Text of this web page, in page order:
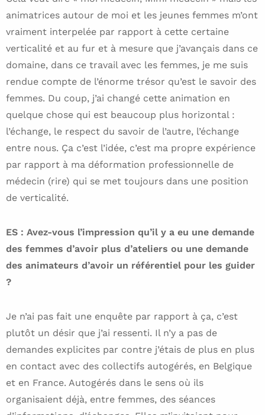
animatrices autour de moi et les jeunes femmes m’ont
vraiment interpelée par rapport à cette certaine
verticalité et au fur et à mesure que j’avançais dans ce
domaine, dans ce travail avec les femmes, je me suis
rendue compte de l’énorme trésor qu’est le savoir des
femmes. Du coup, j’ai changé cette animation en
quelque chose qui est beaucoup plus horizontal :
l’échange, le respect du savoir de l’autre, l’échange
entre nous. Ça c’est l’idée, c’est ma propre expérience
par rapport à ma déformation professionnelle de
médecin (rire) qui se met toujours dans une position
de verticalité.
ES : Avez-vous l’impression qu’il y a eu une demande
des femmes d’avoir plus d’ateliers ou une demande
des animateurs d’avoir un référentiel pour les guider
?
Je n’ai pas fait une enquête par rapport à ça, c’est
plutôt un désir que j’ai ressenti. Il n’y a pas de
demandes explicites par contre j’étais de plus en plus
en contact avec des collectifs autogérés, en Belgique
et en France. Autogérés dans le sens où ils
organisaient déjà, entre femmes, des séances